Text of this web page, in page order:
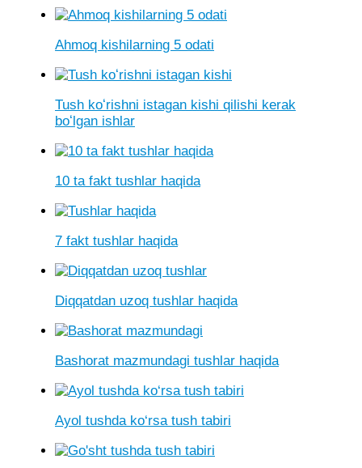
Ahmoq kishilarning 5 odati
Tush koʻrishni istagan kishi qilishi kerak
boʻlgan ishlar
10 ta fakt tushlar haqida
7 fakt tushlar haqida
Diqqatdan uzoq tushlar haqida
Bashorat mazmundagi tushlar haqida
Ayol tushda ko‘rsa tush tabiri